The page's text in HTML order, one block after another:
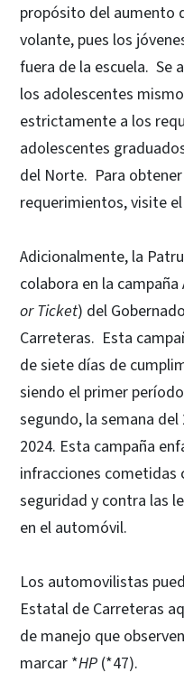
propósito del aumento
volante, pues los
fuera de la escuela. Se
los adolescentes
estrictamente a los
adolescentes
del Norte. Para
requerimientos, visite el
Adicionalmente, la
colabora en la
or Ticket) del
Carreteras. Esta
de siete días de
siendo el primer
segundo, la semana
2024. Esta campaña
infracciones cometidas
seguridad y contra las
en el automóvil.
Los automovilistas
Estatal de Carreteras
de manejo que
marcar *HP (*47).